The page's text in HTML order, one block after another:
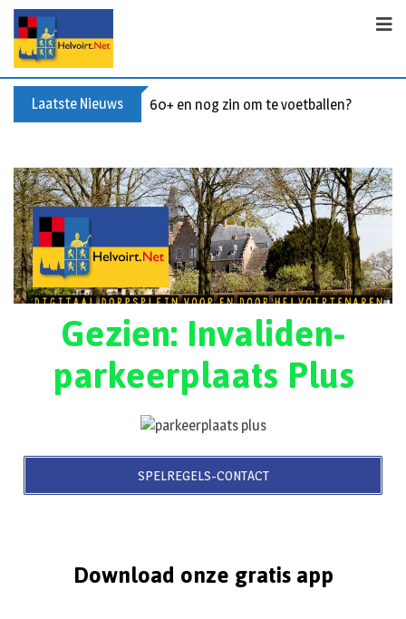
Laatste Nieuws 60+ en nog zin om te voetballen? Kom
Gezien: Invaliden-
parkeerplaats Plus
SPELREGELS-CONTACT
Download onze gratis app